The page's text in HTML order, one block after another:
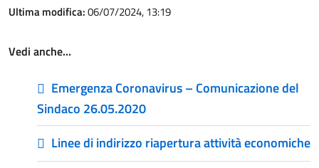
Ultima modifica:06/07/2024, 13:19
Vedi anche…
Emergenza Coronavirus – Comunicazione del
Sindaco 26.05.2020
Linee di indirizzo riapertura attività economiche